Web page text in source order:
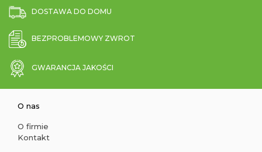
DOSTAWA DO DOMU
BEZPROBLEMOWY ZWROT
GWARANCJA JAKOŚCI
O nas
O firmie
Kontakt